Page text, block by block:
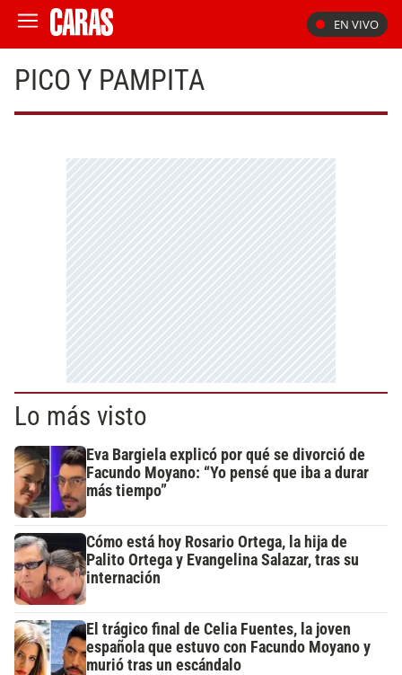
EN VIVO
PICO Y PAMPITA
Lo más visto
Eva Bargiela explicó por qué se divorció de
Facundo Moyano: “Yo pensé que iba a durar
más tiempo”
Cómo está hoy Rosario Ortega, la hija de
Palito Ortega y Evangelina Salazar, tras su
internación
El trágico final de Celia Fuentes, la joven
española que estuvo con Facundo Moyano y
murió tras un escándalo